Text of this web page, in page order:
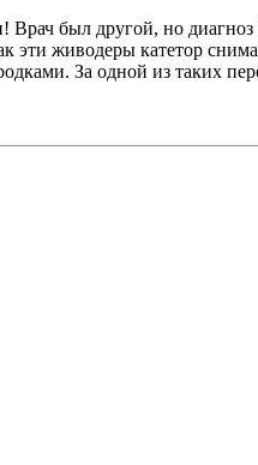
Врач был другой, но
эти живодеры катетор
За одной из таких